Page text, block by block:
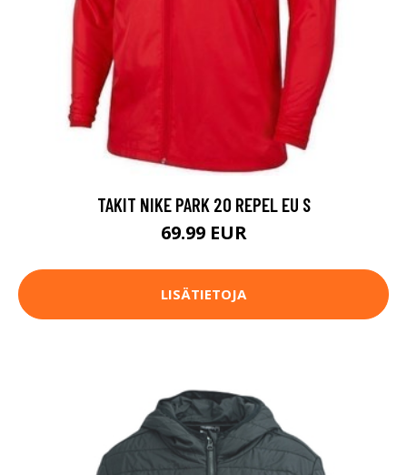
TAKIT NIKE PARK 20 REPEL EU S
69.99 EUR
LISÄTIETOJA